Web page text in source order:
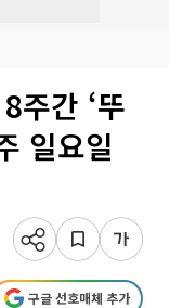
주간 ‘뚜
일요일
구글 선호매체 추가